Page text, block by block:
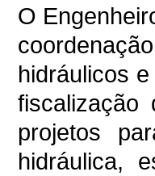
O
hidráulicos
fiscalização
projetos
hidráulica,